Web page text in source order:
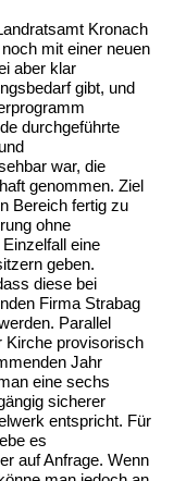
Kronach
mit einer neuen
aber klar
gibt, und
durchgeführte
war, die
genommen. Ziel
Bereich fertig zu
ohne
eine
geben.
diese bei
Firma Strabag
Parallel
Kirche provisorisch
Jahr
eine sechs
sicherer
entspricht. Für
es
auf Anfrage. Wenn